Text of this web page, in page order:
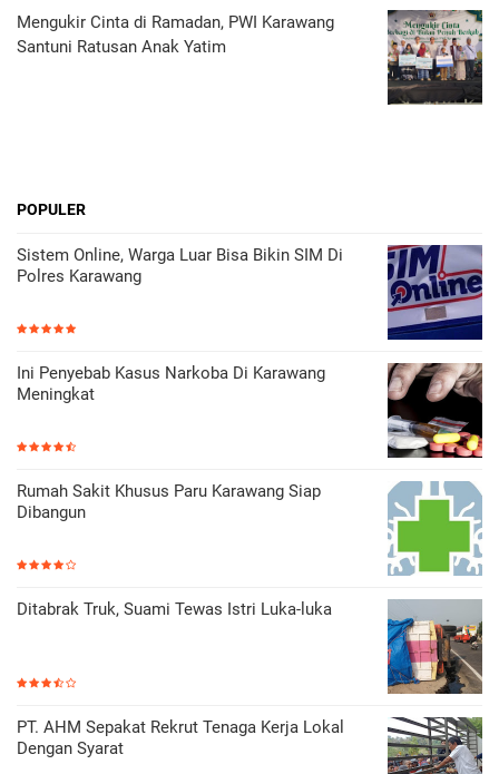
Mengukir Cinta di Ramadan, PWI Karawang
Santuni Ratusan Anak Yatim
POPULER
Sistem Online, Warga Luar Bisa Bikin SIM Di
Polres Karawang
Ini Penyebab Kasus Narkoba Di Karawang
Meningkat
Rumah Sakit Khusus Paru Karawang Siap
Dibangun
Ditabrak Truk, Suami Tewas Istri Luka-luka
PT. AHM Sepakat Rekrut Tenaga Kerja Lokal
Dengan Syarat